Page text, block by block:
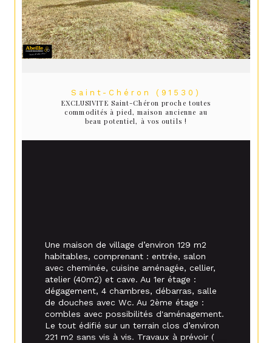
Saint-Chéron (91530)
EXCLUSIVITE Saint-Chéron proche toutes
commodités à pied, maison ancienne au
beau potentiel, à vos outils !
Une maison de village d’environ 129 m2
habitables, comprenant : entrée, salon
avec cheminée, cuisine aménagée, cellier,
atelier (40m2) et cave. Au 1er étage :
dégagement, 4 chambres, débarras, salle
de douches avec Wc. Au 2ème étage :
combles avec possibilités d'aménagement.
Le tout édifié sur un terrain clos d’environ
221 m2 sans vis à vis. Travaux à prévoir (